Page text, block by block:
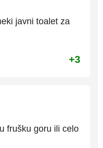
javni toalet za
+3
frušku goru ili celo